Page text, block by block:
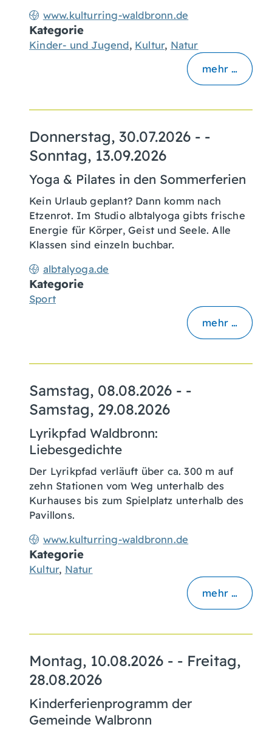
www.kulturring-waldbronn.de
Kategorie
Kinder- und Jugend, Kultur, Natur
mehr …
Donnerstag, 30.07.2026 - -
Sonntag, 13.09.2026
Yoga & Pilates in den Sommerferien
albtalyoga.de
Kein Urlaub geplant? Dann komm nach
Etzenrot. Im Studio albtalyoga gibts frische
Energie für Körper, Geist und Seele. Alle
Klassen sind einzeln buchbar.
Kategorie
Sport
mehr …
Samstag, 08.08.2026 - -
Samstag, 29.08.2026
Lyrikpfad Waldbronn:
Liebesgedichte
www.kulturring-waldbronn.de
Der Lyrikpfad verläuft über ca. 300 m auf
zehn Stationen vom Weg unterhalb des
Kurhauses bis zum Spielplatz unterhalb des
Pavillons.
Kategorie
Kultur, Natur
mehr …
Montag, 10.08.2026 - - Freitag,
28.08.2026
Kinderferienprogramm der
Gemeinde Walbronn